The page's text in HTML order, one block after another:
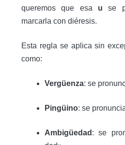
queremos que esa u se
marcarla con diéresis.
Esta regla se aplica sin
como:
Vergüenza: se
Pingüino: se
Ambigüedad : se